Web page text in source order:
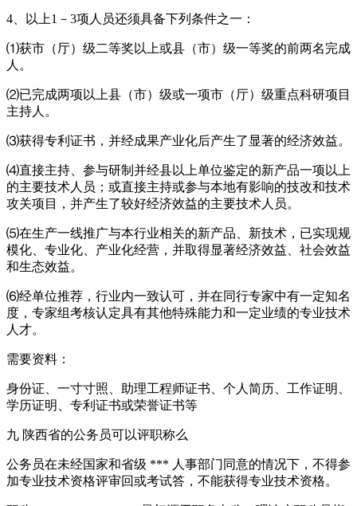
4、以上1－3项人员还须具备下列条件之一：
⑴获市（厅）级二等奖以上或县（市）级一等奖的前两名完成
人。
⑵已完成两项以上县（市）级或一项市（厅）级重点科研项目
主持人。
⑶获得专利证书，并经成果产业化后产生了显著的经济效益。
⑷直接主持、参与研制并经县以上单位鉴定的新产品一项以上
的主要技术人员；或直接主持或参与本地有影响的技改和技术
攻关项目，并产生了较好经济效益的主要技术人员。
⑸在生产一线推广与本行业相关的新产品、新技术，已实现规
模化、专业化、产业化经营，并取得显著经济效益、社会效益
和生态效益。
⑹经单位推荐，行业内一致认可，并在同行专家中有一定知名
度，专家组考核认定具有其他特殊能力和一定业绩的专业技术
人才。
需要资料：
身份证、一寸寸照、助理工程师证书、个人简历、工作证明、
学历证明、专利证书或荣誉证书等
九 陕西省的公务员可以评职称么
公务员在未经国家和省级 *** 人事部门同意的情况下，不得参
加专业技术资格评审回或考试答，不能获得专业技术资格。